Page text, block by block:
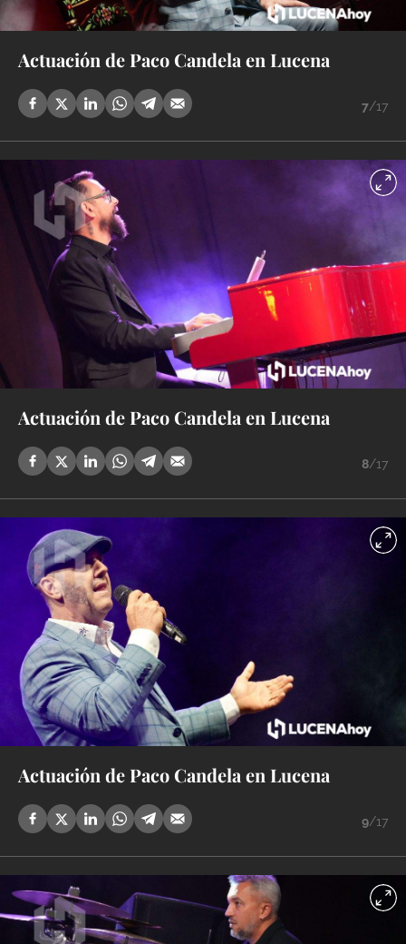
Actuación de Paco Candela en Lucena
7/17
Actuación de Paco Candela en Lucena
8/17
Actuación de Paco Candela en Lucena
9/17